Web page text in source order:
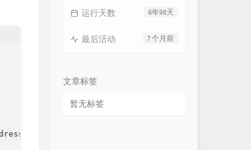
地址" port protocol="tcp" port="端口"
6年98天
运行天数
7 个月前
最后活动
文章标签
暂无标签